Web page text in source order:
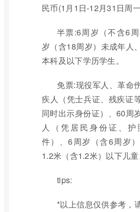
民币(1月1日-12月31日周
半票:6周岁（不含6
岁（含18周岁）未成年人
本科及以下学历学生。
免票:现役军人、革命
疾人（凭士兵证、残疾证
同时出示身份证）、60周
人（凭居民身份证、护
件）、6周岁（含6周岁
1.2米（含1.2米）以下儿童
tips:
*以上信息仅供参考，